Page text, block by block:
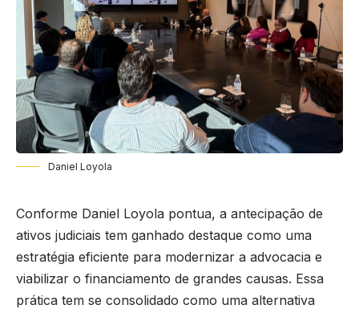
Daniel Loyola
Conforme Daniel Loyola pontua, a antecipação de
ativos judiciais tem ganhado destaque como uma
estratégia eficiente para modernizar a advocacia e
viabilizar o financiamento de grandes causas. Essa
prática tem se consolidado como uma alternativa